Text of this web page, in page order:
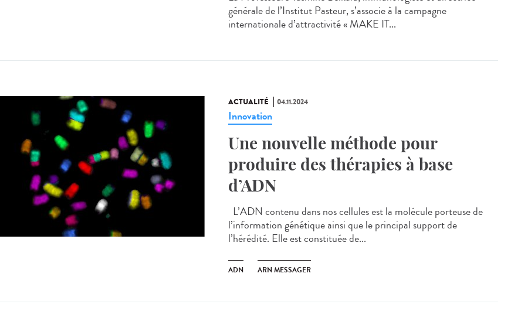
générale de l’Institut Pasteur, s’associe à la campagne
internationale d’attractivité « MAKE IT...
ACTUALITÉ 04.11.2024
Innovation
Une nouvelle méthode pour
produire des thérapies à base
d’ADN
L’ADN contenu dans nos cellules est la molécule porteuse de
l’information génétique ainsi que le principal support de
l’hérédité. Elle est constituée de...
ADN ARN MESSAGER